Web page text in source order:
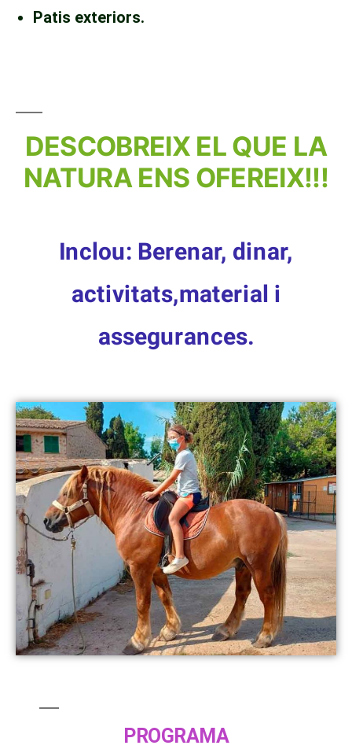
Patis exteriors.
DESCOBREIX EL QUE LA
NATURA ENS OFEREIX!!!
Inclou: Berenar, dinar,
activitats,material i
assegurances.
PROGRAMA